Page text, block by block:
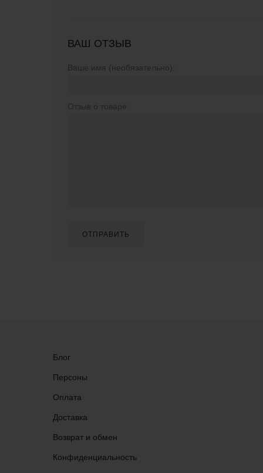
ВАШ ОТЗЫВ
Ваше имя (необязательно):
Отзыв о товаре:
ОТПРАВИТЬ
Блог
Персоны
Оплата
Доставка
Возврат и обмен
КонфиденциальностьГруппа ВКонтакте